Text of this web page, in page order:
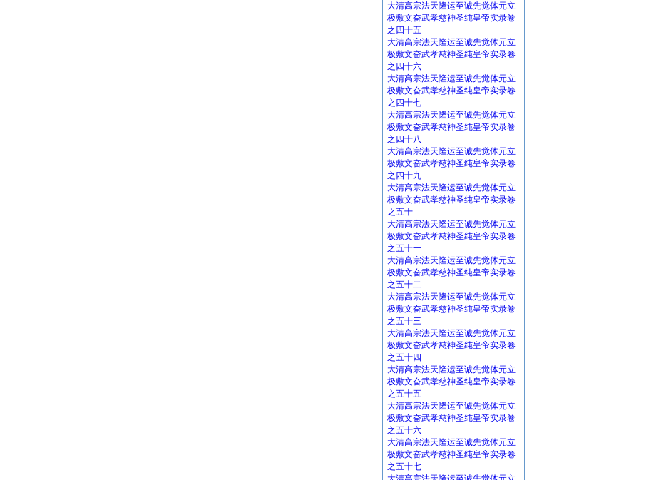
大清高宗法天隆运至诚先觉体元立
极敷文奋武孝慈神圣纯皇帝实录卷
之四十五
大清高宗法天隆运至诚先觉体元立
极敷文奋武孝慈神圣纯皇帝实录卷
之四十六
大清高宗法天隆运至诚先觉体元立
极敷文奋武孝慈神圣纯皇帝实录卷
之四十七
大清高宗法天隆运至诚先觉体元立
极敷文奋武孝慈神圣纯皇帝实录卷
之四十八
大清高宗法天隆运至诚先觉体元立
极敷文奋武孝慈神圣纯皇帝实录卷
之四十九
大清高宗法天隆运至诚先觉体元立
极敷文奋武孝慈神圣纯皇帝实录卷
之五十
大清高宗法天隆运至诚先觉体元立
极敷文奋武孝慈神圣纯皇帝实录卷
之五十一
大清高宗法天隆运至诚先觉体元立
极敷文奋武孝慈神圣纯皇帝实录卷
之五十二
大清高宗法天隆运至诚先觉体元立
极敷文奋武孝慈神圣纯皇帝实录卷
之五十三
大清高宗法天隆运至诚先觉体元立
极敷文奋武孝慈神圣纯皇帝实录卷
之五十四
大清高宗法天隆运至诚先觉体元立
极敷文奋武孝慈神圣纯皇帝实录卷
之五十五
大清高宗法天隆运至诚先觉体元立
极敷文奋武孝慈神圣纯皇帝实录卷
之五十六
大清高宗法天隆运至诚先觉体元立
极敷文奋武孝慈神圣纯皇帝实录卷
之五十七